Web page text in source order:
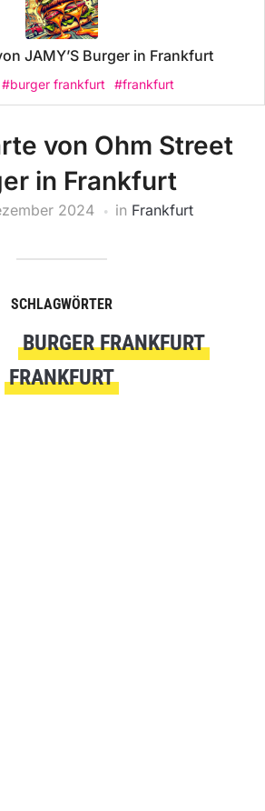
JAMY’S Burger in Frankfurt
#burger frankfurt #frankfurt
von Ohm Street
in Frankfurt
2024 in Frankfurt
SCHLAGWÖRTER
BURGER FRANKFURT
FRANKFURT